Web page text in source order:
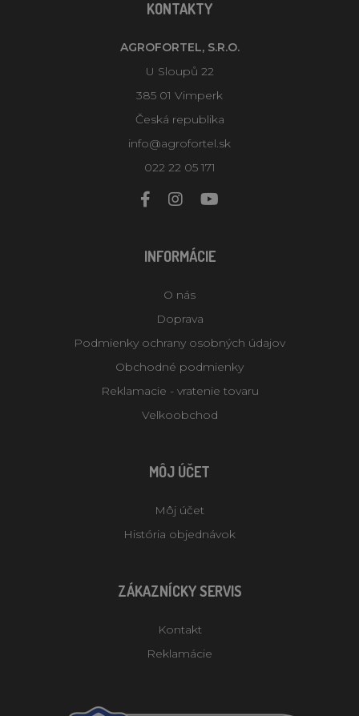
KONTAKTY
AGROFORTEL, S.R.O.
U Sloupů 22
385 01 Vimperk
Česká republika
info@agrofortel.sk
022 22 05 171
INFORMÁCIE
O nás
Doprava
Podmienky ochrany osobných údajov
Obchodné podmienky
Reklamacie - vratenie tovaru
Velkoobchod
MÔJ ÚČET
Môj účet
História objednávok
ZÁKAZNÍCKY SERVIS
Kontakt
Reklamácie